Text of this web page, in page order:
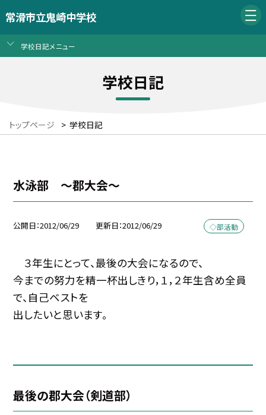
常滑市立鬼崎中学校
学校日記メニュー
学校日記
トップページ > 学校日記
水泳部 〜郡大会〜
公開日 2012/06/29 更新日 2012/06/29 ◇部活動
３年生にとって、最後の大会になるので、
今までの努力を精一杯出しきり，１，２年生含め全員
で、自己ベストを
出したいと思います。
最後の郡大会（剣道部）